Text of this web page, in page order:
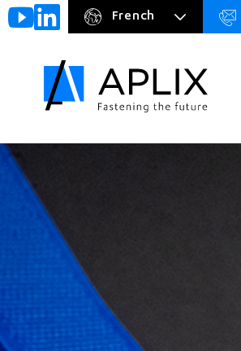
Go to
main
French
Menu